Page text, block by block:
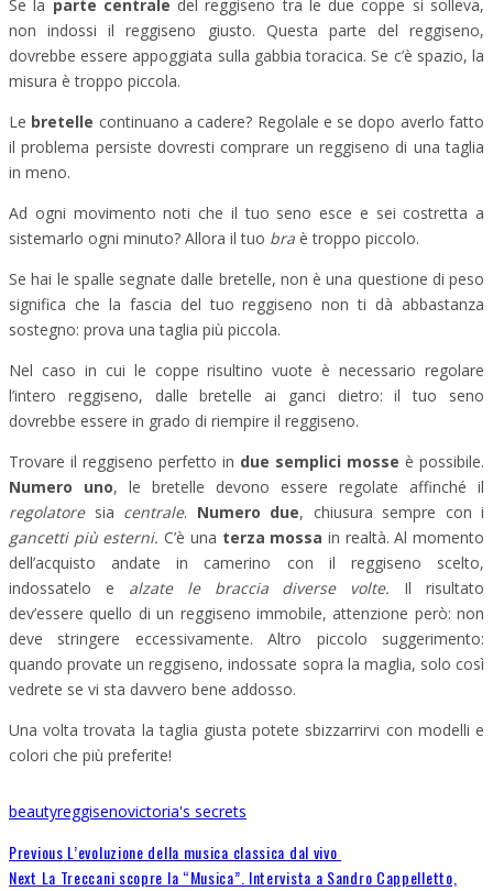
Se la parte centrale del reggiseno tra le due coppe si solleva,
non indossi il reggiseno giusto. Questa parte del reggiseno,
dovrebbe essere appoggiata sulla gabbia toracica. Se c’è spazio, la
misura è troppo piccola.
Le bretelle continuano a cadere? Regolale e se dopo averlo fatto
il problema persiste dovresti comprare un reggiseno di una taglia
in meno.
Ad ogni movimento noti che il tuo seno esce e sei costretta a
sistemarlo ogni minuto? Allora il tuo bra è troppo piccolo.
Se hai le spalle segnate dalle bretelle, non è una questione di peso
significa che la fascia del tuo reggiseno non ti dà abbastanza
sostegno: prova una taglia più piccola.
Nel caso in cui le coppe risultino vuote è necessario regolare
l’intero reggiseno, dalle bretelle ai ganci dietro: il tuo seno
dovrebbe essere in grado di riempire il reggiseno.
Trovare il reggiseno perfetto in due semplici mosse è possibile.
Numero uno, le bretelle devono essere regolate affinché il
regolatore sia centrale. Numero due, chiusura sempre con i
gancetti più esterni. C’è una terza mossa in realtà. Al momento
dell’acquisto andate in camerino con il reggiseno scelto,
indossatelo e alzate le braccia diverse volte. Il risultato
dev’essere quello di un reggiseno immobile, attenzione però: non
deve stringere eccessivamente. Altro piccolo suggerimento:
quando provate un reggiseno, indossate sopra la maglia, solo così
vedrete se vi sta davvero bene addosso.
Una volta trovata la taglia giusta potete sbizzarrirvi con modelli e
colori che più preferite!
beautyreggisenovictoria's secrets
Previous L’evoluzione della musica classica dal vivo
Next La Treccani scopre la “Musica”. Intervista a Sandro Cappelletto,